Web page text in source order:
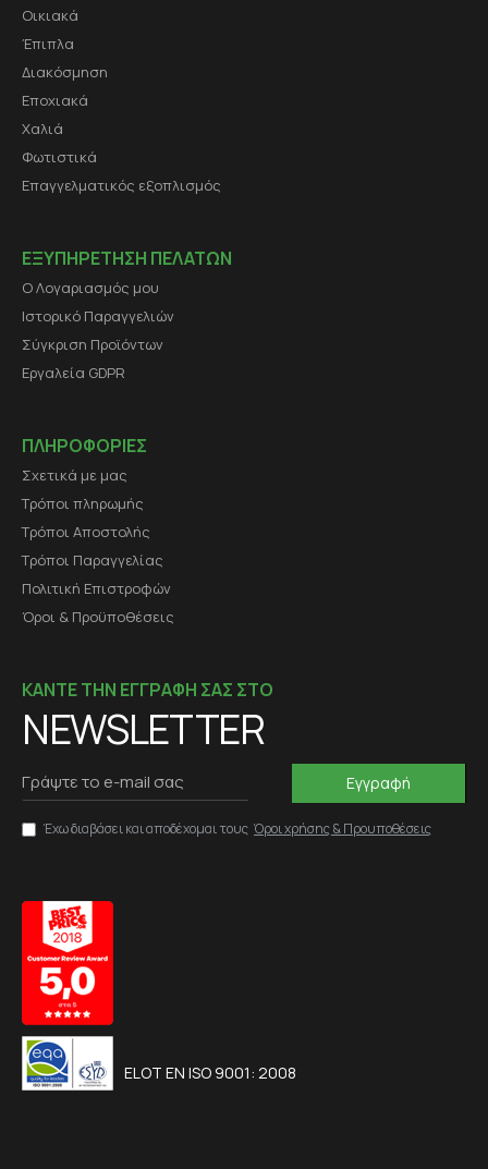
Οικιακά
Έπιπλα
Διακόσμηση
Εποχιακά
Χαλιά
Φωτιστικά
Επαγγελματικός εξοπλισμός
ΕΞΥΠΗΡΕΤΗΣΗ ΠΕΛΑΤΩΝ
Ο Λογαριασμός μου
Ιστορικό Παραγγελιών
Σύγκριση Προϊόντων
Εργαλεία GDPR
ΠΛΗΡΟΦΟΡΙΕΣ
Σχετικά με μας
Τρόποι πληρωμής
Τρόποι Αποστολής
Τρόποι Παραγγελίας
Πολιτική Επιστροφών
Όροι & Προϋποθέσεις
ΚΑΝΤΕ ΤΗΝ ΕΓΓΡΑΦΗ ΣΑΣ ΣΤΟ
NEWSLETTER
Εγγραφή
Έχω διαβάσει και αποδέχομαι τους Όροι χρήσης & Προυποθέσεις
ELOT EN ISO 9001: 2008